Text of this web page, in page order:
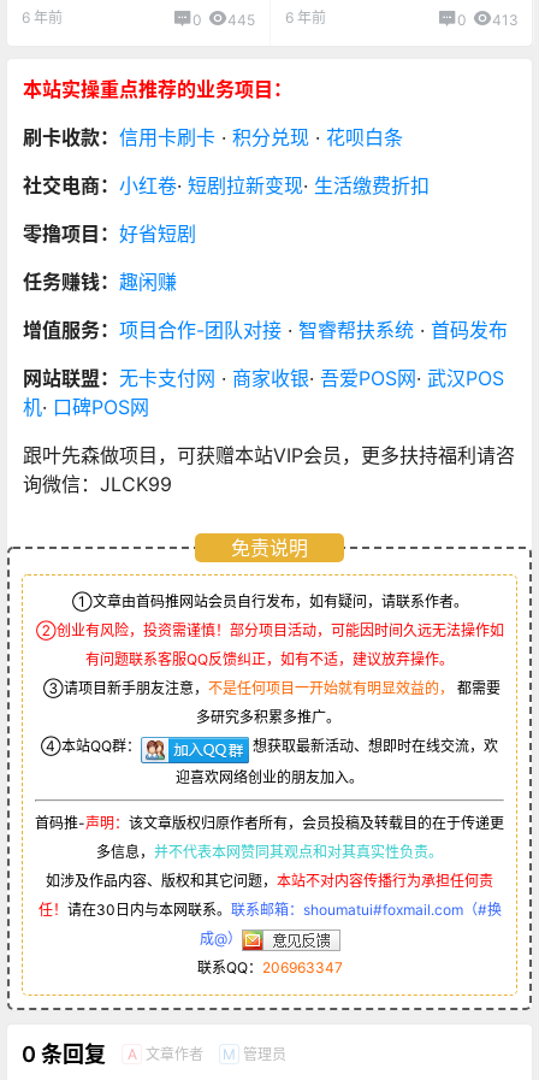
6 年前 0 445 6 年前 0 413
本站实操重点推荐的业务项目：
刷卡收款： 信用卡刷卡 · 积分兑现 · 花呗白条
社交电商： 小红卷· 短剧拉新变现· 生活缴费折扣
零撸项目： 好省短剧
任务赚钱： 趣闲赚
增值服务： 项目合作-团队对接 · 智睿帮扶系统 · 首码发布
网站联盟： 无卡支付网 · 商家收银· 吾爱POS网· 武汉POS
机· 口碑POS网
跟叶先森做项目，可获赠本站VIP会员，更多扶持福利请咨
询微信：JLCK99
免责说明
①文章由首码推网站会员自行发布，如有疑问，请联系作者。
②创业有风险，投资需谨慎！部分项目活动，可能因时间久远无法操作如
有问题联系客服QQ反馈纠正，如有不适，建议放弃操作。
③请项目新手朋友注意， 不是任何项目一开始就有明显效益的，
都需要
多研究多积累多推广。
④本站QQ群：
想获取最新活动、想即时在线交流，欢
迎喜欢网络创业的朋友加入。
首码推-声明： 该文章版权归原作者所有，会员投稿及转载目的在于传递更
多信息， 并不代表本网赞同其观点和对其真实性负责。
如涉及作品内容、版权和其它问题， 本站不对内容传播行为承担任何责
任！ 请在30日内与本网联系。 联系邮箱：shoumatui#foxmail.com（#换
成@）
联系QQ： 206963347
0 条回复 A 文章作者 M 管理员